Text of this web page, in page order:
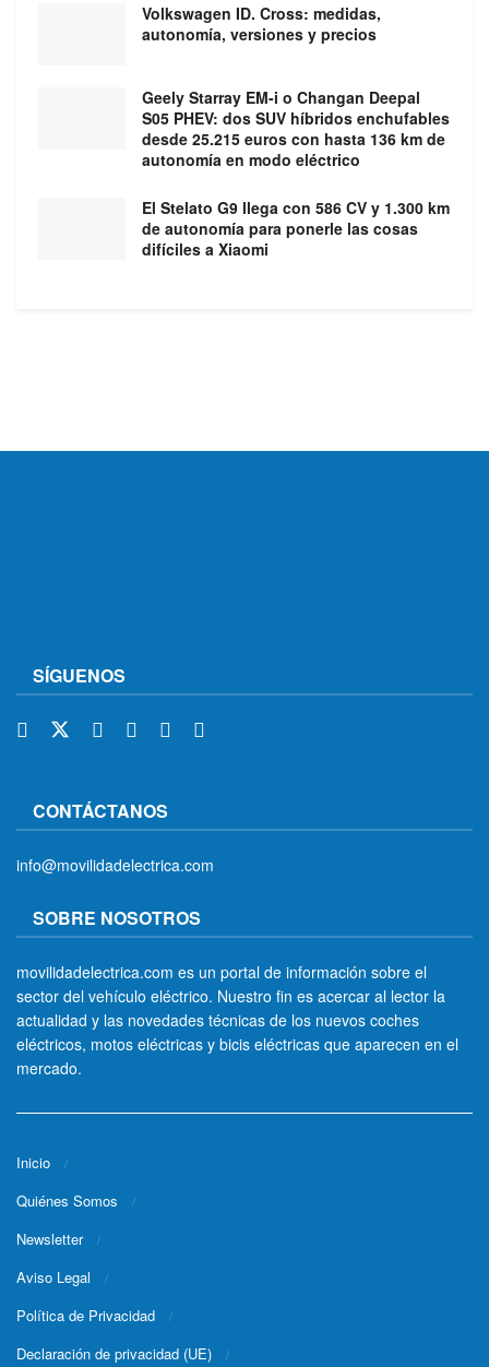
Volkswagen ID. Cross: medidas,
autonomía, versiones y precios
Geely Starray EM-i o Changan Deepal
S05 PHEV: dos SUV híbridos enchufables
desde 25.215 euros con hasta 136 km de
autonomía en modo eléctrico
El Stelato G9 llega con 586 CV y 1.300 km
de autonomía para ponerle las cosas
difíciles a Xiaomi
SÍGUENOS
CONTÁCTANOS
info@movilidadelectrica.com
SOBRE NOSOTROS
movilidadelectrica.com es un portal de información sobre el
sector del vehículo eléctrico. Nuestro fin es acercar al lector la
actualidad y las novedades técnicas de los nuevos coches
eléctricos, motos eléctricas y bicis eléctricas que aparecen en el
mercado.
Inicio
Quiénes Somos
Newsletter
Aviso Legal
Política de Privacidad
Declaración de privacidad (UE)